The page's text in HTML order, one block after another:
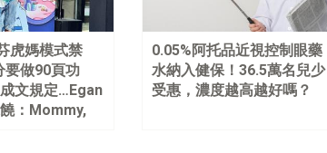
虎媽模式禁
要做90頁功
文規定…Egan
：Mommy,
0.05%阿托品近視控制眼藥
水納入健保！36.5萬名兒少
受惠，濃度越高越好嗎？